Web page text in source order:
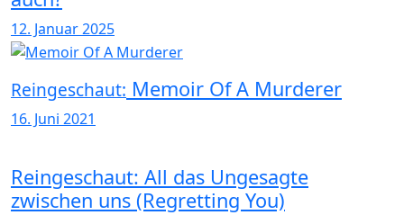
12. Januar 2025
Reingeschaut: Memoir Of A Murderer
16. Juni 2021
Reingeschaut: All das Ungesagte
zwischen uns (Regretting You)